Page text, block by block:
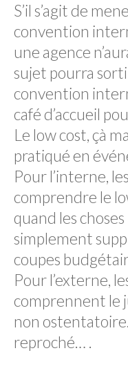
S’il s’agit de
convention
une agence
sujet pourra
convention
café d’accueil
Le low cost, çà
pratiqué en
Pour l’interne,
comprendre le
quand les
simplement
coupes
Pour l’externe,
comprennent le
non
reproché… .